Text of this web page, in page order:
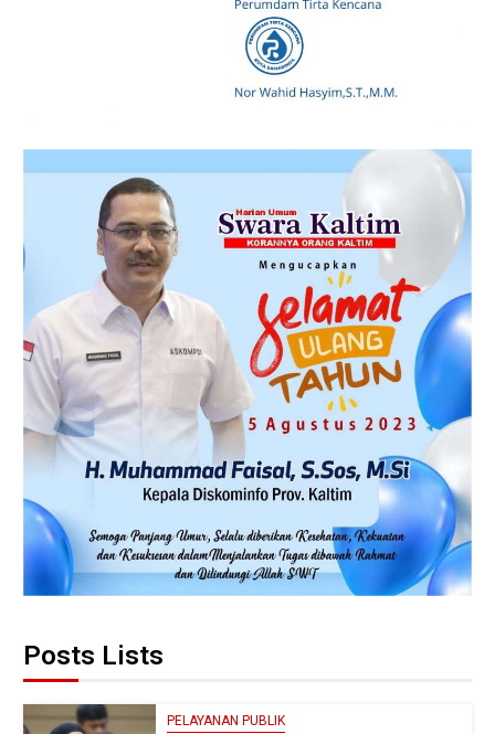
Posts Lists
PELAYANAN PUBLIK